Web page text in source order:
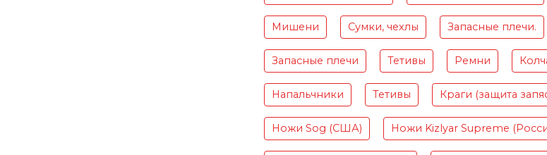
Мишени Сумки, чехлы Запасные плечи.
Запасные плечи Тетивы Ремни
Напальчники Тетивы Краги (защита
Ножи Sog (США) Ножи Kizlyar Supreme